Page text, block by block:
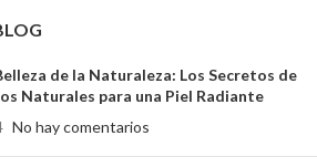
de la Naturaleza: Los Secretos de
Naturales para una Piel Radiante
No hay comentarios